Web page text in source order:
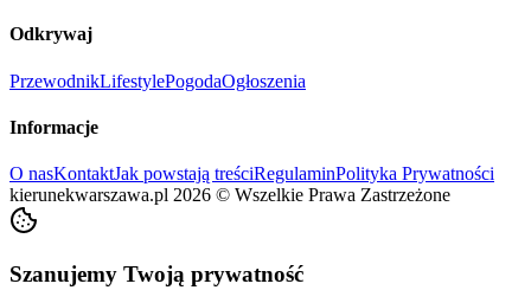
Odkrywaj
PrzewodnikLifestylePogodaOgłoszenia
Informacje
O nasKontaktJak powstają treściRegulaminPolityka Prywatności
kierunekwarszawa.pl 2026 © Wszelkie Prawa Zastrzeżone
Szanujemy Twoją prywatność